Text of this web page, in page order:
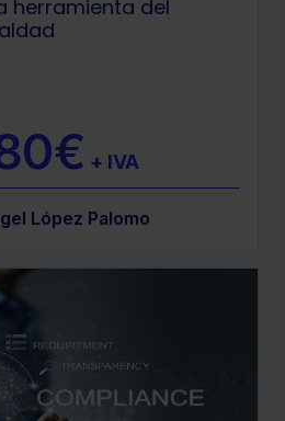
herramienta del
+ IVA
López Palomo